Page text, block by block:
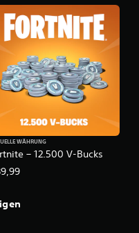
– 12.500 V-Bucks
WÄHRUNG